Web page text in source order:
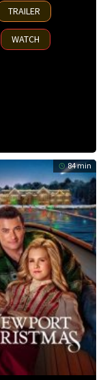
18
Sep
2025
TRAILER
WATCH
84 min